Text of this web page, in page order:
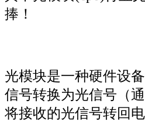
捧！
光模块是一种硬件设
信号转换为光信号（
将接收的光信号转回